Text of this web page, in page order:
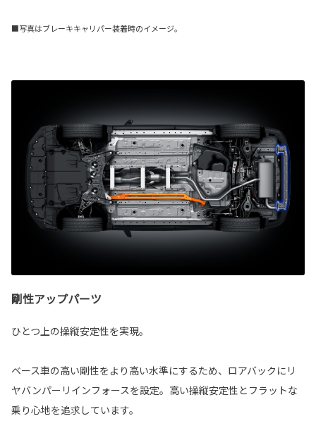
■写真はブレーキキャリパー装着時のイメージ。
剛性アップパーツ
ひとつ上の操縦安定性を実現。
ベース車の高い剛性をより高い水準にするため、ロアバックにリ
ヤバンパーリインフォースを設定。高い操縦安定性とフラットな
乗り心地を追求しています。